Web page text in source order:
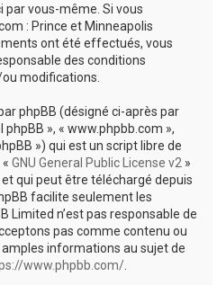
vous-même. Si vous
: Prince et Minneapolis
ont été effectués, vous
des conditions
modifications.
phpBB (désigné ci-après par
phpBB », « www.phpbb.com »,
») qui est un script libre de
GNU General Public License v2 »
qui peut être téléchargé depuis
facilite seulement les
Limited n’est pas responsable de
pas comme contenu ou
informations au sujet de
www.phpbb.com/